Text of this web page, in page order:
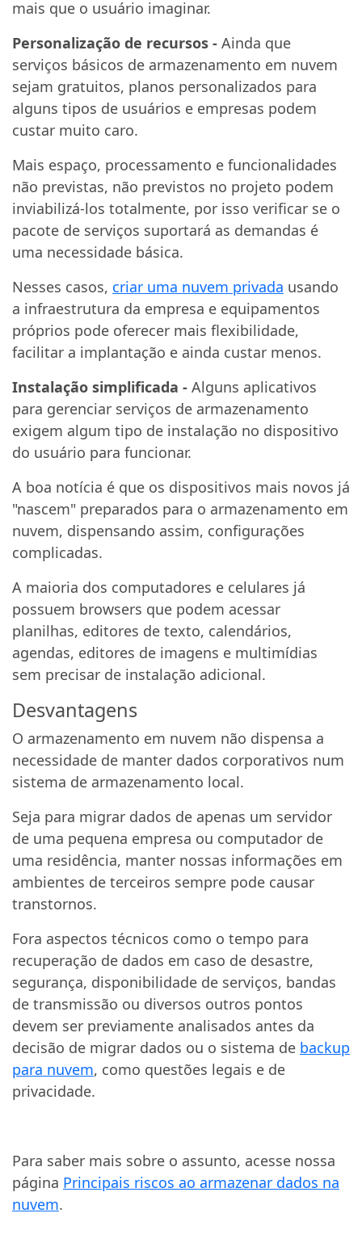
mais que o usuário imaginar.
Personalização de recursos - Ainda que
serviços básicos de armazenamento em nuvem
sejam gratuitos, planos personalizados para
alguns tipos de usuários e empresas podem
custar muito caro.
Mais espaço, processamento e funcionalidades
não previstas, não previstos no projeto podem
inviabilizá-los totalmente, por isso verificar se o
pacote de serviços suportará as demandas é
uma necessidade básica.
Nesses casos, criar uma nuvem privada usando
a infraestrutura da empresa e equipamentos
próprios pode oferecer mais flexibilidade,
facilitar a implantação e ainda custar menos.
Instalação simplificada - Alguns aplicativos
para gerenciar serviços de armazenamento
exigem algum tipo de instalação no dispositivo
do usuário para funcionar.
A boa notícia é que os dispositivos mais novos já
"nascem" preparados para o armazenamento em
nuvem, dispensando assim, configurações
complicadas.
A maioria dos computadores e celulares já
possuem browsers que podem acessar
planilhas, editores de texto, calendários,
agendas, editores de imagens e multimídias
sem precisar de instalação adicional.
Desvantagens
O armazenamento em nuvem não dispensa a
necessidade de manter dados corporativos num
sistema de armazenamento local.
Seja para migrar dados de apenas um servidor
de uma pequena empresa ou computador de
uma residência, manter nossas informações em
ambientes de terceiros sempre pode causar
transtornos.
Fora aspectos técnicos como o tempo para
recuperação de dados em caso de desastre,
segurança, disponibilidade de serviços, bandas
de transmissão ou diversos outros pontos
devem ser previamente analisados antes da
decisão de migrar dados ou o sistema de backup
para nuvem, como questões legais e de
privacidade.
Para saber mais sobre o assunto, acesse nossa
página Principais riscos ao armazenar dados na
nuvem.